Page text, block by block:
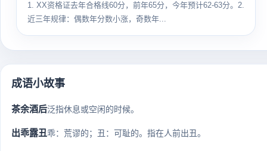
1. XX资格证去年合格线60分，前年65分，今年预计62-63分。2.
近三年规律：偶数年分数小涨，奇数年...
成语小故事
茶余酒后泛指休息或空闲的时候。
出乖露丑乖：荒谬的；丑：可耻的。指在人前出丑。